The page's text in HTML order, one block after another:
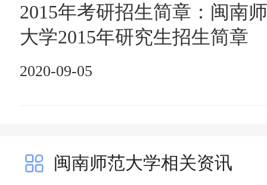
2015年考研招生简章：闽南
大学2015年研究生招生简章
2020-09-05
闽南师范大学相关资讯